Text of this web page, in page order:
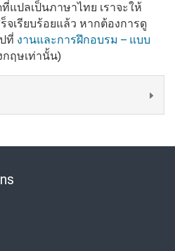
แปลเป็นภาษาไทย เราจะให้
จเรียบร้อยแล้ว หากต้องการดู
ที่ งานและการฝึกอบรม – แบบ
กฤษเท่านั้น)